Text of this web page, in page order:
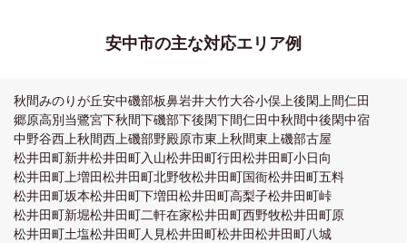
安中市の主な対応エリア例
秋間みのりが丘安中磯部板鼻岩井大竹大谷小俣 上後閑 上間仁田
郷原高別当鷺宮下秋間下磯部下後閑下間仁田中秋間中後閑中宿
中野谷西上秋間西上磯部野殿原市東上秋間東上磯部古屋
松井田町新井松井田町入山松井田町行田松井田町小日向
松井田町上増田松井田町北野牧松井田町国衙松井田町五料
松井田町坂本松井田町下増田松井田町高梨子松井田町峠
松井田町新堀松井田町二軒在家松井田町西野牧松井田町原
松井田町土塩松井田町人見松井田町松井田松井田町八城